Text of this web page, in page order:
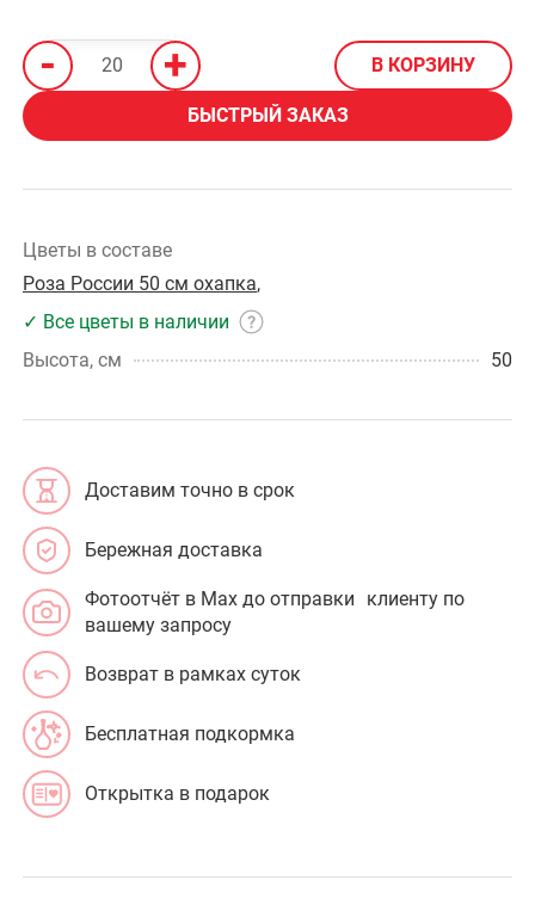
- + В КОРЗИНУ
БЫСТРЫЙ ЗАКАЗ
Цветы в составе
Роза России 50 см охапка,
✓ Все цветы в наличии
Высота, см
50
Доставим точно в срок
Бережная доставка
Фотоотчёт в Max до отправки клиенту по
вашему запросу
Возврат в рамках суток
Бесплатная подкормка
Открытка в подарок